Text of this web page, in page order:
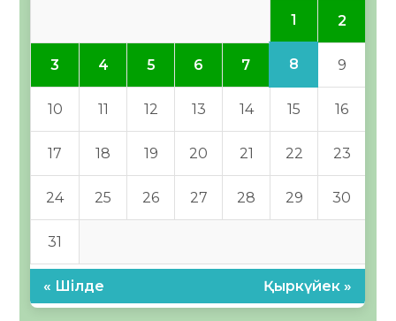
1 2
3 4 5 6 7 8 9
10 11 12 13 14 15 16
17 18 19 20 21 22 23
24 25 26 27 28 29 30
31
« Шілде Қыркүйек »